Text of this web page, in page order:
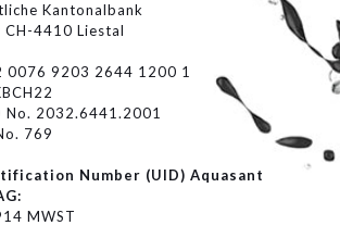
Kantonalbank
CH-4410 Liestal
0076 9203 2644 1200 1
No. 2032.6441.2001
769
Number (UID) Aquasant
MWST